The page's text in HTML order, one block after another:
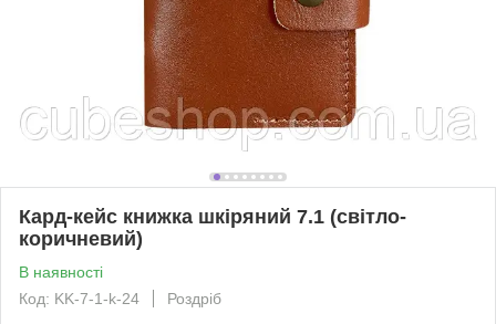
Кард-кейс книжка шкіряний 7.1 (світло-
коричневий)
В наявності
Код: KK-7-1-k-24
Роздріб